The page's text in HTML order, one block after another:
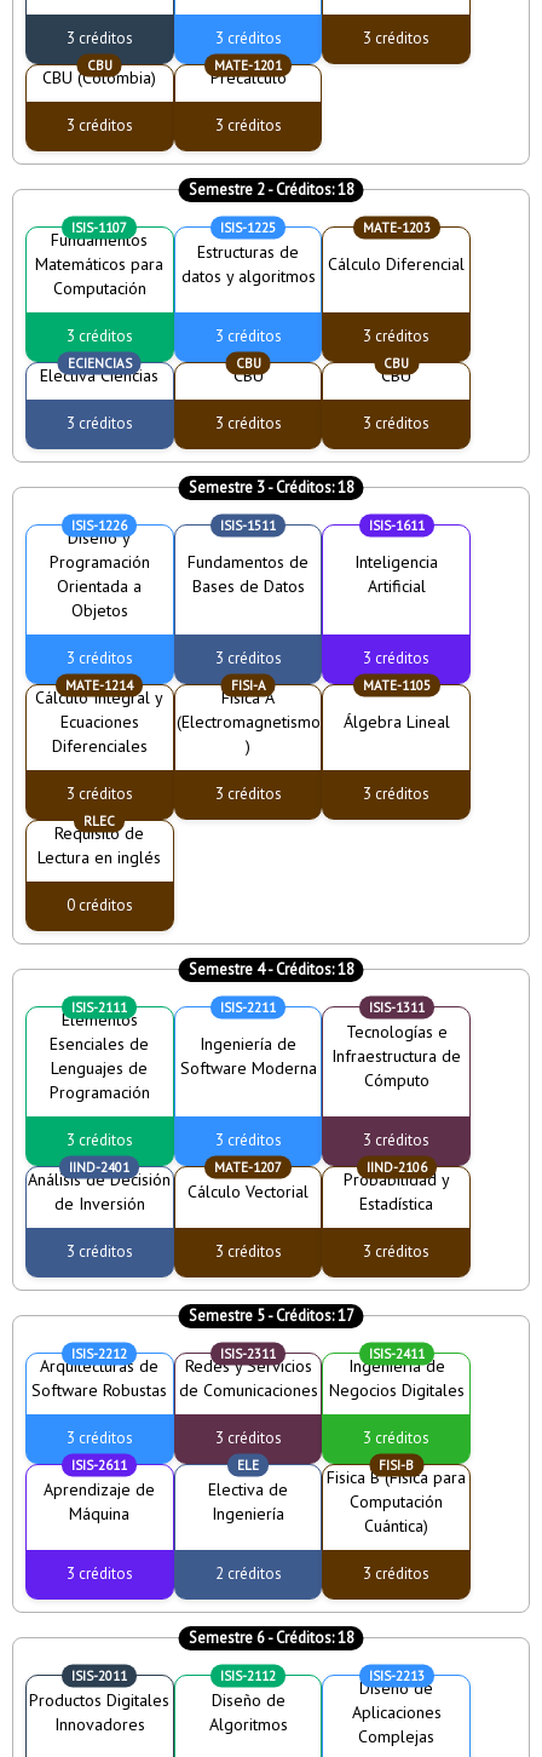
3 créditos 3 créditos 3 créditos
CBU (Colombia)
CBU
3 créditos
Precálculo
MATE-1201
3 créditos
Semestre 2- Créditos:18
Fundamentos
Matemáticos para
Computación
ISIS-1107
3 créditos
Estructuras de
datos y algoritmos
ISIS-1225
3 créditos
Cálculo Diferencial
MATE-1203
3 créditos
Electiva Ciencias
ECIENCIAS
3 créditos
CBU
CBU
3 créditos
CBU
CBU
3 créditos
Semestre 3- Créditos:18
Diseño y
Programación
Orientada a
Objetos
ISIS-1226
3 créditos
Fundamentos de
Bases de Datos
ISIS-1511
3 créditos
Inteligencia
Artificial
ISIS-1611
3 créditos
Cálculo Integral y
Ecuaciones
Diferenciales
MATE-1214
3 créditos
Física A
(Electromagnetismo
)
FISI-A
3 créditos
Álgebra Lineal
MATE-1105
3 créditos
Requisito de
Lectura en inglés
RLEC
0 créditos
Semestre 4- Créditos:18
Elementos
Esenciales de
Lenguajes de
Programación
ISIS-2111
3 créditos
Ingeniería de
Software Moderna
ISIS-2211
3 créditos
Tecnologías e
Infraestructura de
Cómputo
ISIS-1311
3 créditos
Análisis de Decisión
de Inversión
IIND-2401
3 créditos
Cálculo Vectorial
MATE-1207
3 créditos
Probabilidad y
Estadística
IIND-2106
3 créditos
Semestre 5- Créditos:17
Arquitecturas de
Software Robustas
ISIS-2212
3 créditos
Redes y Servicios
de Comunicaciones
ISIS-2311
3 créditos
Ingeniería de
Negocios Digitales
ISIS-2411
3 créditos
Aprendizaje de
Máquina
ISIS-2611
3 créditos
Electiva de
Ingeniería
ELE
2 créditos
Fisica B (Física para
Computación
Cuántica)
FISI-B
3 créditos
Semestre 6- Créditos:18
Productos Digitales
Innovadores
ISIS-2011
Diseño de
Algoritmos
ISIS-2112
Diseño de
Aplicaciones
Complejas
ISIS-2213